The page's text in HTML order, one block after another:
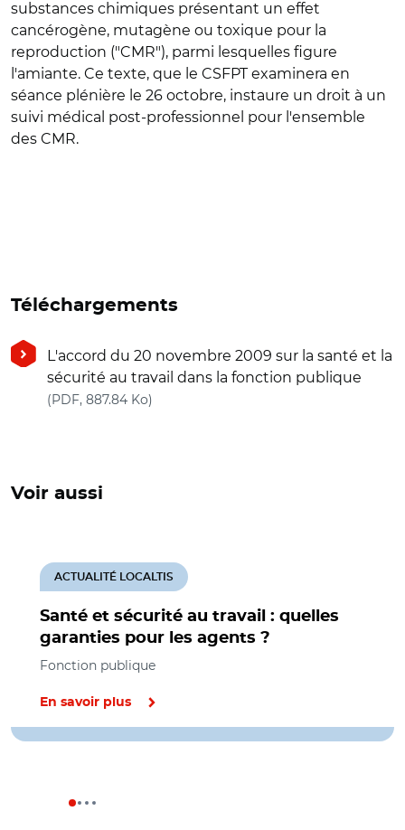
substances chimiques présentant un effet
cancérogène, mutagène ou toxique pour la
reproduction ("CMR"), parmi lesquelles figure
l'amiante. Ce texte, que le CSFPT examinera en
séance plénière le 26 octobre, instaure un droit à un
suivi médical post-professionnel pour l'ensemble
des CMR.
Téléchargements
L'accord du 20 novembre 2009 sur la santé et la
sécurité au travail dans la fonction publique
(PDF, 887.84 Ko)
Voir aussi
Santé et sécurité au travail : quelles
garanties pour les agents ?
ACTUALITÉ LOCALTIS
Fonction publique
En savoir plus